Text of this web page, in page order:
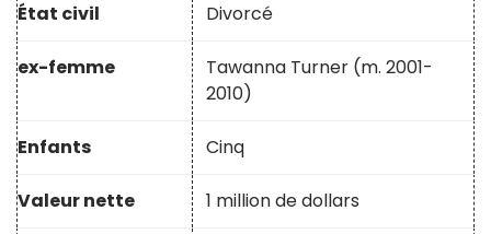
État civil Divorcé
ex-femme
Tawanna Turner (m. 2001-
2010)
Enfants Cinq
Valeur nette 1 million de dollars